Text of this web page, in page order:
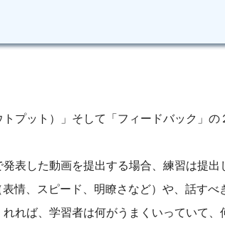
プット）」そして「フィードバック」の
表した動画を提出する場合、練習は提出
情、スピード、明瞭さなど）や、話すべ
れば、学習者は何がうまくいっていて、